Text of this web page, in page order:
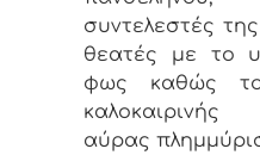
συντελεστές
θεατές με το
φως καθώς
αύρας